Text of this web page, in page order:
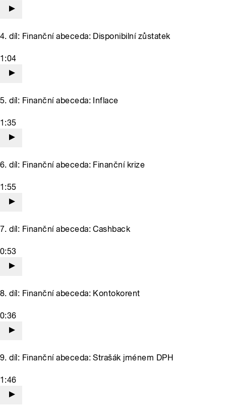
4. díl: Finanční abeceda: Disponibilní zůstatek
1:04
5. díl: Finanční abeceda: Inflace
1:35
6. díl: Finanční abeceda: Finanční krize
1:55
7. díl: Finanční abeceda: Cashback
0:53
8. díl: Finanční abeceda: Kontokorent
0:36
9. díl: Finanční abeceda: Strašák jménem DPH
1:46